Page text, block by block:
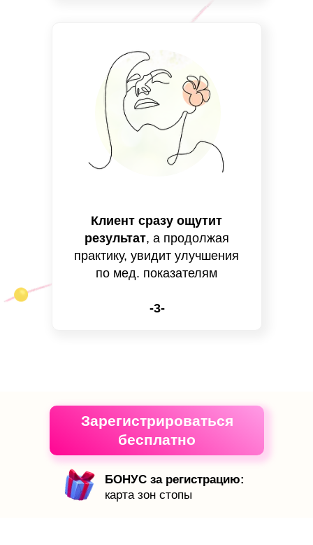
Клиент сразу ощутит
результат, а продолжая
практику, увидит улучшения
по мед. показателям
-3-
Зарегистрироваться
бесплатно
БОНУС за регистрацию:
карта зон стопы